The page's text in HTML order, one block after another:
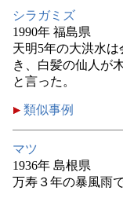
シラガミズ
1990年 福島県
天明5年の大洪水
き、白髪の仙人が
と言った。
類似事例
マツ
1936年 島根県
万寿３年の暴風雨